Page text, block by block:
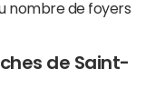
nombre de foyers
de Saint-